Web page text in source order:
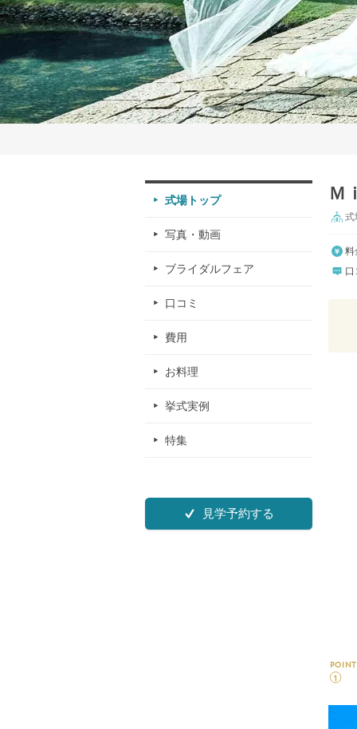
式場トップ
写真・動画
ブライダルフェア
口コミ
費用
お料理
挙式実例
特集
見学予約する
Ｍ
式
料
口
POINT
1